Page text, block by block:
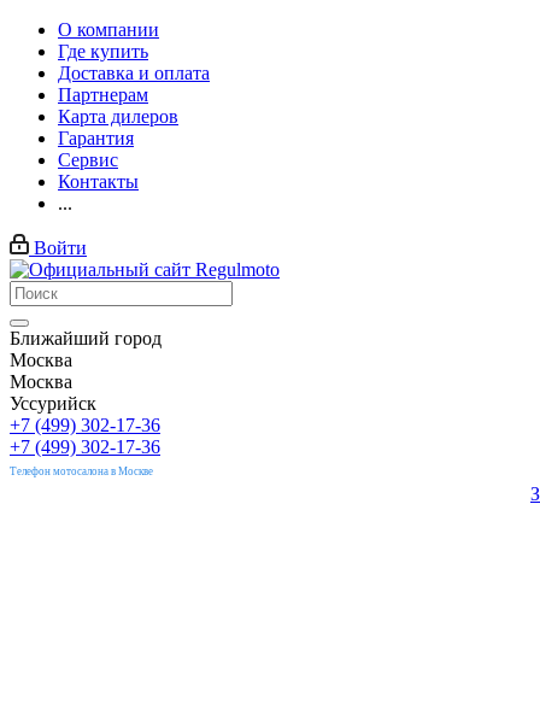
О компании
Где купить
Доставка и оплата
Партнерам
Карта дилеров
Гарантия
Сервис
Контакты
...
Войти
Ближайший город
Москва
Москва
Уссурийск
+7 (499) 302-17-36
+7 (499) 302-17-36
Телефон мотосалона в Москве